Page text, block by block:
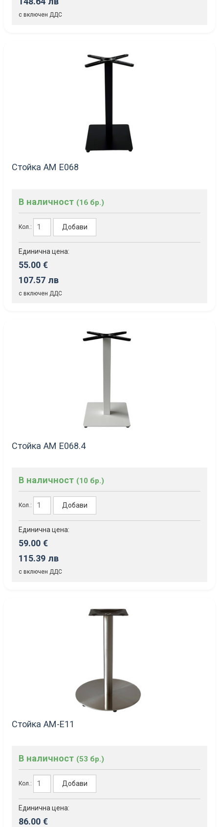
с включен ДДС
Стойка AM Е068
В наличност (16 бр.)
Кол.: Добави
Единична цена:
55.00 €
107.57 лв
с включен ДДС
Стойка AM Е068.4
В наличност (10 бр.)
Кол.: Добави
Единична цена:
59.00 €
115.39 лв
с включен ДДС
Стойка AM-E11
В наличност (53 бр.)
Кол.: Добави
Единична цена:
86.00 €